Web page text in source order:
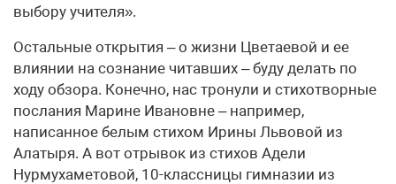
выбору учителя».
Остальные открытия – о жизни Цветаевой и ее
влиянии на сознание читавших – буду делать по
ходу обзора. Конечно, нас тронули и стихотворные
послания Марине Ивановне – например,
написанное белым стихом Ирины Львовой из
Алатыря. А вот отрывок из стихов Адели
Нурмухаметовой, 10-классницы гимназии из